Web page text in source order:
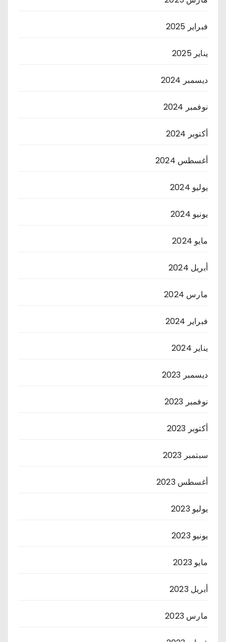
فبراير 2025
يناير 2025
ديسمبر 2024
نوفمبر 2024
أكتوبر 2024
أغسطس 2024
يوليو 2024
يونيو 2024
مايو 2024
أبريل 2024
مارس 2024
فبراير 2024
يناير 2024
ديسمبر 2023
نوفمبر 2023
أكتوبر 2023
سبتمبر 2023
أغسطس 2023
يوليو 2023
يونيو 2023
مايو 2023
أبريل 2023
مارس 2023